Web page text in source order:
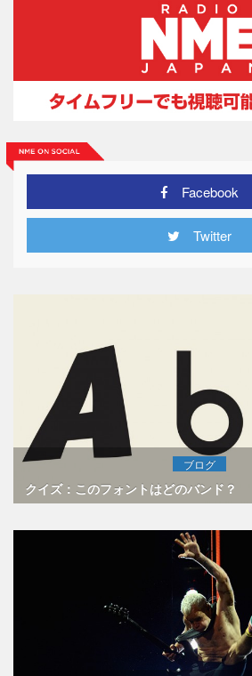
Facebook
Twitter
ブログ
クイズ：このフォントはどのバンド？